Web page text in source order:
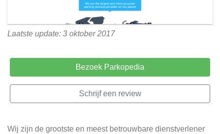
Laatste update: 3 oktober 2017
Bezoek Parkopedia
Schrijf een review
Wij zijn de grootste en meest betrouwbare dienstverlener